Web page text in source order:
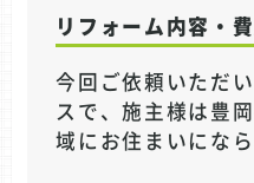
リフォーム内容・
今回ご依頼いただ
スで、施主様は豊
域にお住まいになら